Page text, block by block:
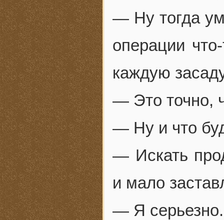
— Ну тогда
операции
каждую
— Это точно,
— Ну и что
— Искать
и мало
— Я серьезно.